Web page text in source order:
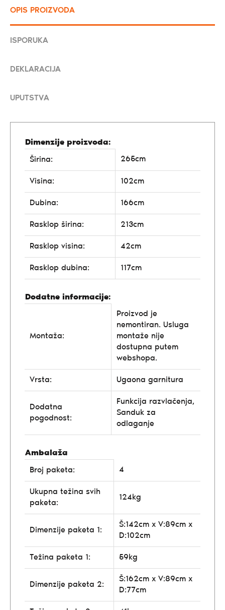
OPIS PROIZVODA
ISPORUKA
DEKLARACIJA
UPUTSTVA
Dimenzije proizvoda:
Širina:
265cm
Visina: 102cm
Dubina: 166cm
Rasklop širina: 213cm
Rasklop visina: 42cm
Rasklop dubina: 117cm
Dodatne informacije:
Montaža:
Proizvod je
nemontiran. Usluga
montaže nije
dostupna putem
webshopa.
Vrsta: Ugaona garnitura
Dodatna
pogodnost:
Funkcija razvlačenja,
Sanduk za
odlaganje
Ambalaža
Broj paketa:
4
Ukupna težina svih
paketa:
124kg
Dimenzije paketa 1:
Š:142cm x V:89cm x
D:102cm
Težina paketa 1: 59kg
Dimenzije paketa 2:
Š:162cm x V:89cm x
D:77cm